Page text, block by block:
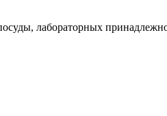
лабораторных